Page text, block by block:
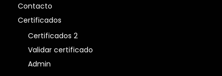
Contacto
Certificados
Certificados 2
Validar certificado
Admin